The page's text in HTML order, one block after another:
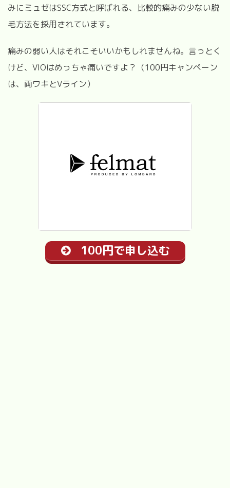
みにミュゼはSSC方式と呼ばれる、比較的痛みの少ない脱
毛方法を採用されています。
痛みの弱い人はそれこそいいかもしれませんね。言っとく
けど、VIOはめっちゃ痛いですよ？（100円キャンペーン
は、両ワキとVライン）
100円で申し込む